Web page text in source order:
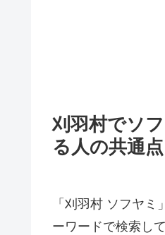
刈羽村でソ
る人の共通
「刈羽村 ソフヤ
ーワードで検索し